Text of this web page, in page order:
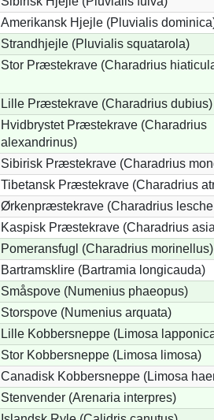
Amerikansk Hjejle (Pluvialis
Strandhjejle (Pluvialis squatarola)
Stor Præstekrave (Charadrius
Lille Præstekrave (Charadrius dubius)
Hvidbrystet Præstekrave (Charadrius
alexandrinus)
Sibirisk Præstekrave (Charadrius
Tibetansk Præstekrave (Charadrius
Ørkenpræstekrave (Charadrius
Kaspisk Præstekrave (Charadrius
Pomeransfugl (Charadrius morinellus)
Bartramsklire (Bartramia longicauda)
Småspove (Numenius phaeopus)
Storspove (Numenius arquata)
Lille Kobbersneppe (Limosa
Stor Kobbersneppe (Limosa limosa)
Canadisk Kobbersneppe (Limosa
Stenvender (Arenaria interpres)